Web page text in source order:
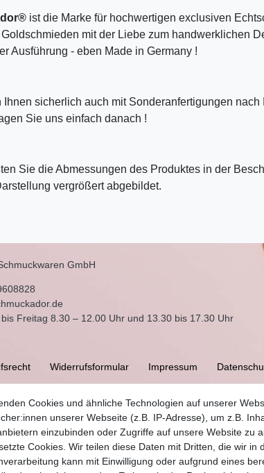
ist die Marke für hochwertigen exclusiven
mit der Liebe zum handwerklichen
Ausführung - eben Made in Germany !
Ihnen sicherlich auch mit Sonderanfertigungen
Sie uns einfach danach !
Sie die Abmessungen des Produktes in der
vergrößert abgebildet.
Cookies und ähnliche Technologien auf unserer
unserer Webseite (z.B. IP-Adresse), um z.B.
einzubinden oder Zugriffe auf unsere Website zu
Cookies. Wir teilen diese Daten mit Dritten, die wir in
kann mit Einwilligung oder aufgrund eines
GmbH
Freitag 8.30 – 12.00 Uhr und 13.30 bis 17.30 Uhr
Widerrufs­formular Impressum